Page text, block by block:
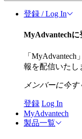
登録 / Log In
MyAdvantechに
「
報を配信いたし
メンバーに今す
登録 Log In
MyAdvantech
製品一覧